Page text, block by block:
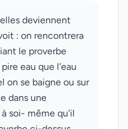
deviennent
: on rencontrera
le proverbe
eau que l'eau
on se baigne ou sur
dans une
soi- même qu'il